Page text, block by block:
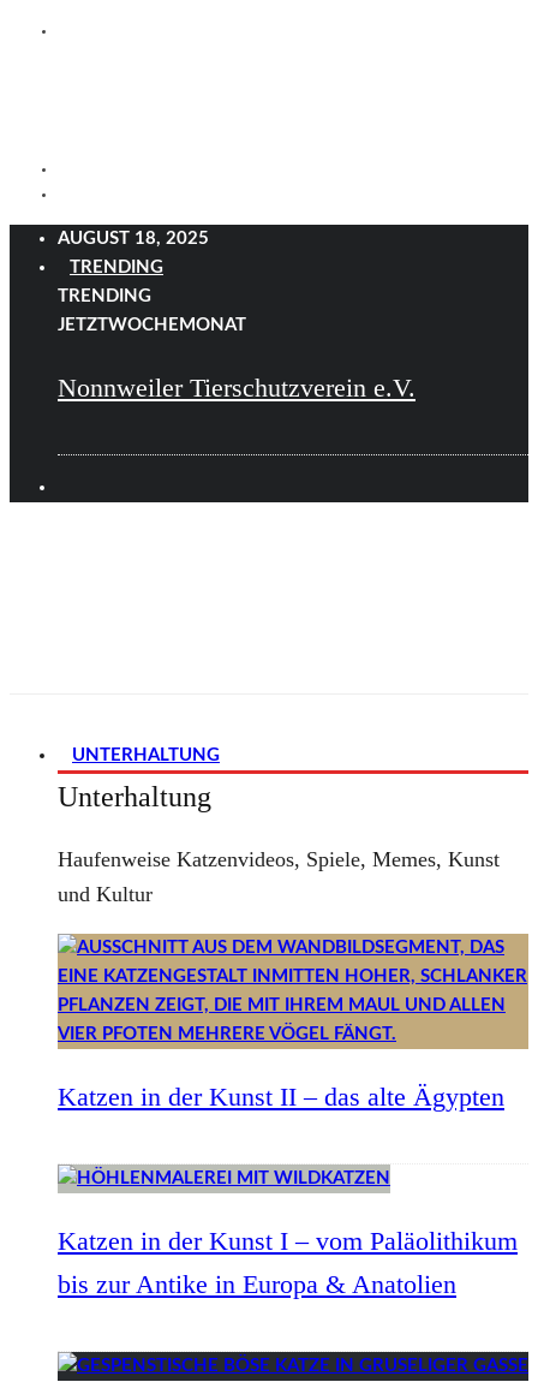
AUGUST 18, 2025
TRENDING
TRENDING
JETZTWOCHE MONAT
Nonnweiler Tierschutzverein e.V.
UNTERHALTUNG
Unterhaltung
Haufenweise Katzenvideos, Spiele, Memes, Kunst
und Kultur
Katzen in der Kunst II – das alte Ägypten
Katzen in der Kunst I – vom Paläolithikum
bis zur Antike in Europa & Anatolien